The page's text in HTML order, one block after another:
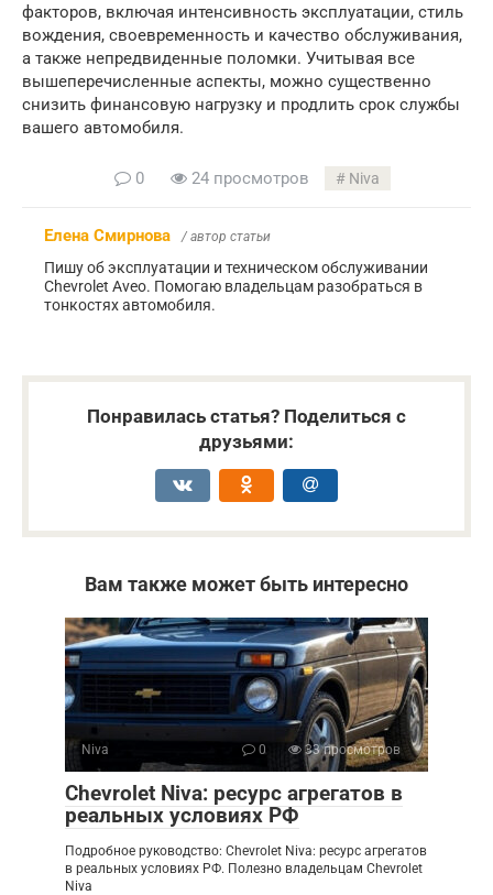
факторов, включая интенсивность эксплуатации, стиль
вождения, своевременность и качество обслуживания,
а также непредвиденные поломки. Учитывая все
вышеперечисленные аспекты, можно существенно
снизить финансовую нагрузку и продлить срок службы
вашего автомобиля.
0 24 просмотров Niva
Елена Смирнова / автор статьи
Пишу об эксплуатации и техническом обслуживании
Chevrolet Aveo. Помогаю владельцам разобраться в
тонкостях автомобиля.
Понравилась статья? Поделиться с
друзьями:
Вам также может быть интересно
Niva 0 33 просмотров
Chevrolet Niva: ресурс агрегатов в
реальных условиях РФ
Подробное руководство: Chevrolet Niva: ресурс агрегатов
в реальных условиях РФ. Полезно владельцам Chevrolet
Niva